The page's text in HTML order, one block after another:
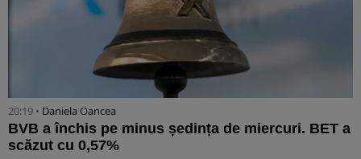
20:19 • Daniela Oancea
BVB a închis pe minus ședința de miercuri. BET a
scăzut cu 0,57%